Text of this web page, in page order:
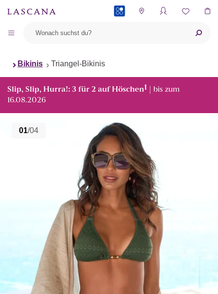
Bikinis Triangel-Bikinis
Slip, Slip, Hurra!: 3 für 2 auf Höschen1 | bis zum
16.08.2026
01/04